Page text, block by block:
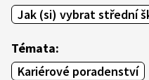
Jak (si) vybrat střední
Témata:
Kariérové poradenství